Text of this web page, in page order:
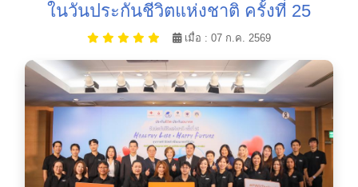
ในวันประกันชีวิตแห่งชาติ ครั้งที่ 25
เมื่อ : 07 ก.ค. 2569